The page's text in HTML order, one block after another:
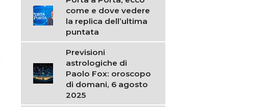
come e dove vedere
la replica dell’ultima
puntata
Previsioni
astrologiche di
Paolo Fox: oroscopo
di domani, 6 agosto
2025